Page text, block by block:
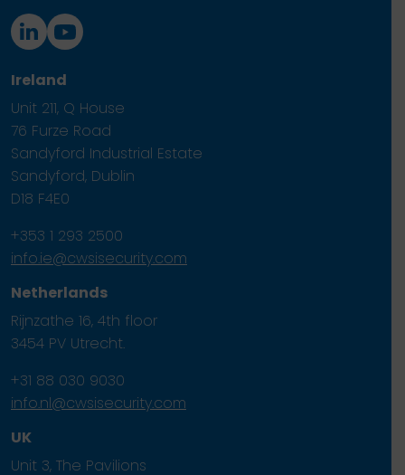
Ireland
Unit 211, Q House
76 Furze Road
Sandyford Industrial Estate
Sandyford, Dublin
D18 F4E0
+353 1 293 2500
info.ie@cwsisecurity.com
Netherlands
Rijnzathe 16, 4th floor
3454 PV Utrecht.
+31 88 030 9030
info.nl@cwsisecurity.com
UK
Unit 3, The Pavilions